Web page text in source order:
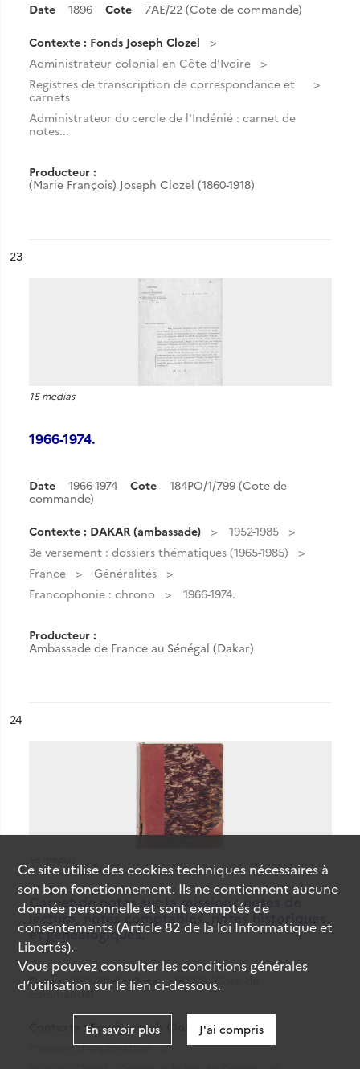
Date 1896 Cote 7AE/22 (Cote de commande)
Contexte : Fonds Joseph Clozel
Administrateur colonial en Côte d'Ivoire
Registres de transcription de correspondance et
carnets
Administrateur du cercle de l'Indénié : carnet de
notes...
Producteur :
(Marie François) Joseph Clozel (1860-1918)
n°
23
15 medias
1966-1974.
Date 1966-1974 Cote
184PO/1/799 (Cote de
commande)
Contexte : DAKAR (ambassade)
1952-1985
3e versement : dossiers thématiques (1965-1985)
France
Généralités
Francophonie : chrono
1966-1974.
Producteur :
Ambassade de France au Sénégal (Dakar)
n°
24
Carnet de notes sur la mission : notes de
lecture, notes comptables, notes historiques
et généalogiques.
Date 1893-1894 Cote
7AE/13 (Cote de
commande)
Contexte : Fonds Joseph Clozel
Missions d'exploration
Ce site utilise descookiestechniques nécessaires à
son bon fonctionnement. Ils ne contiennent aucune
donnée personnelle et sont exemptés de
consentements (Article 82 de la loi Informatique et
Libertés).
Vous pouvez consulter les conditions générales
d’utilisation sur le lien ci-dessous.
En savoir plus J'ai compris